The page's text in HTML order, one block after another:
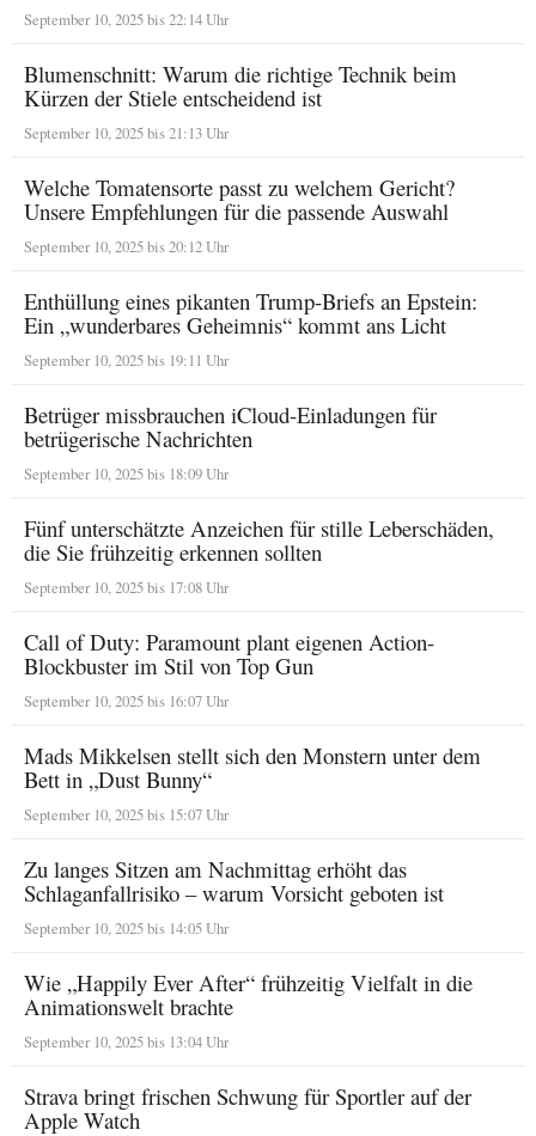
September 10, 2025 bis 22:14 Uhr
Blumenschnitt: Warum die richtige Technik beim
Kürzen der Stiele entscheidend ist
September 10, 2025 bis 21:13 Uhr
Welche Tomatensorte passt zu welchem Gericht?
Unsere Empfehlungen für die passende Auswahl
September 10, 2025 bis 20:12 Uhr
Enthüllung eines pikanten Trump-Briefs an Epstein:
Ein „wunderbares Geheimnis“ kommt ans Licht
September 10, 2025 bis 19:11 Uhr
Betrüger missbrauchen iCloud-Einladungen für
betrügerische Nachrichten
September 10, 2025 bis 18:09 Uhr
Fünf unterschätzte Anzeichen für stille Leberschäden,
die Sie frühzeitig erkennen sollten
September 10, 2025 bis 17:08 Uhr
Call of Duty: Paramount plant eigenen Action-
Blockbuster im Stil von Top Gun
September 10, 2025 bis 16:07 Uhr
Mads Mikkelsen stellt sich den Monstern unter dem
Bett in „Dust Bunny“
September 10, 2025 bis 15:07 Uhr
Zu langes Sitzen am Nachmittag erhöht das
Schlaganfallrisiko – warum Vorsicht geboten ist
September 10, 2025 bis 14:05 Uhr
Wie „Happily Ever After“ frühzeitig Vielfalt in die
Animationswelt brachte
September 10, 2025 bis 13:04 Uhr
Strava bringt frischen Schwung für Sportler auf der
Apple Watch